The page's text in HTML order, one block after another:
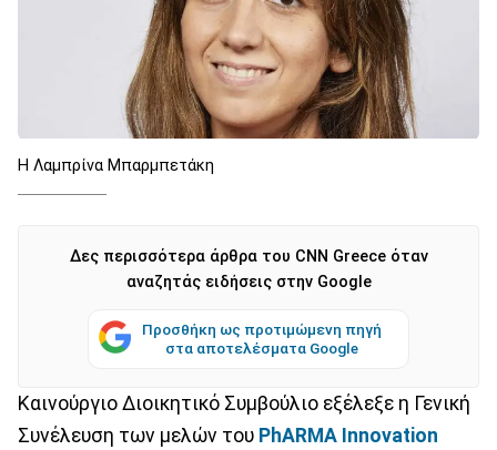
Η Λαμπρίνα Μπαρμπετάκη
Δες περισσότερα άρθρα του CNN Greece όταν
αναζητάς ειδήσεις στην Google
Προσθήκη ως προτιμώμενη πηγή
στα αποτελέσματα Google
Καινούργιο Διοικητικό Συμβούλιο εξέλεξε η Γενική
Συνέλευση των μελών του PhARMA Innovation